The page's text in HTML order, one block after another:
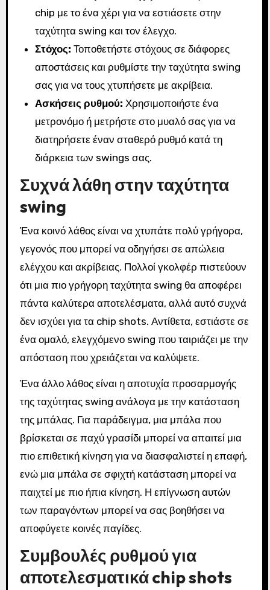
chip με το ένα χέρι για να εστιάσετε στην
ταχύτητα swing και τον έλεγχο.
Στόχος: Τοποθετήστε στόχους σε διάφορες
αποστάσεις και ρυθμίστε την ταχύτητα swing
σας για να τους χτυπήσετε με ακρίβεια.
Ασκήσεις ρυθμού: Χρησιμοποιήστε ένα
μετρονόμο ή μετρήστε στο μυαλό σας για να
διατηρήσετε έναν σταθερό ρυθμό κατά τη
διάρκεια των swings σας.
Συχνά λάθη στην ταχύτητα
swing
Ένα κοινό λάθος είναι να χτυπάτε πολύ γρήγορα,
γεγονός που μπορεί να οδηγήσει σε απώλεια
ελέγχου και ακρίβειας. Πολλοί γκολφέρ πιστεύουν
ότι μια πιο γρήγορη ταχύτητα swing θα αποφέρει
πάντα καλύτερα αποτελέσματα, αλλά αυτό συχνά
δεν ισχύει για τα chip shots. Αντίθετα, εστιάστε σε
ένα ομαλό, ελεγχόμενο swing που ταιριάζει με την
απόσταση που χρειάζεται να καλύψετε.
Ένα άλλο λάθος είναι η αποτυχία προσαρμογής
της ταχύτητας swing ανάλογα με την κατάσταση
της μπάλας. Για παράδειγμα, μια μπάλα που
βρίσκεται σε παχύ γρασίδι μπορεί να απαιτεί μια
πιο επιθετική κίνηση για να διασφαλιστεί η επαφή,
ενώ μια μπάλα σε σφιχτή κατάσταση μπορεί να
παιχτεί με πιο ήπια κίνηση. Η επίγνωση αυτών
των παραγόντων μπορεί να σας βοηθήσει να
αποφύγετε κοινές παγίδες.
Συμβουλές ρυθμού για
αποτελεσματικά chip shots